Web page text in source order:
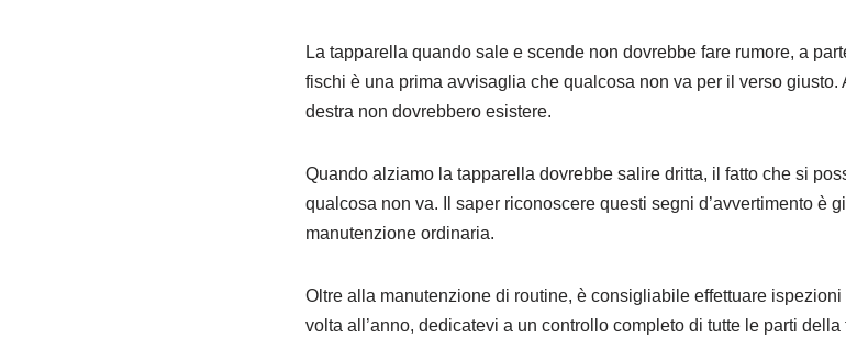
La tapparella quando sale e scende non dovrebbe fare rumore, a
fischi è una prima avvisaglia che qualcosa non va per il verso
destra non dovrebbero esistere.
Quando alziamo la tapparella dovrebbe salire dritta, il fatto che si
qualcosa non va. Il saper riconoscere questi segni d’avvertimento è
manutenzione ordinaria.
Oltre alla manutenzione di routine, è consigliabile effettuare
volta all’anno, dedicatevi a un controllo completo di tutte le parti